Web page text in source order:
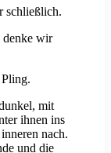
schließlich.
denke wir
mit
ihnen ins
nach.
und die